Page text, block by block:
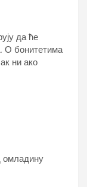
да ће
О бонитетима
ни ако
омладину